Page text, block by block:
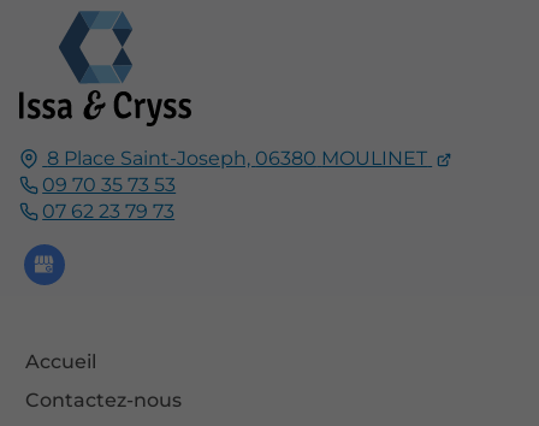
8 Place Saint-Joseph, 06380 MOULINET
09 70 35 73 53
07 62 23 79 73
Accueil
Contactez-nous